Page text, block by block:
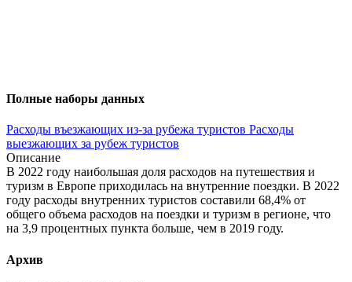
Полные наборы данных
Расходы въезжающих из-за рубежа туристов Расходы
выезжающих за рубеж туристов
Описание
В 2022 году наибольшая доля расходов на путешествия и
туризм в Европе приходилась на внутренние поездки. В 2022
году расходы внутренних туристов составили 68,4% от
общего объема расходов на поездки и туризм в регионе, что
на 3,9 процентных пункта больше, чем в 2019 году.
Архив